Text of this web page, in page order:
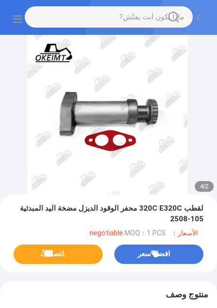
2
/
4
لقطب 320C E320C محفر الوقود الديزل مضخة اليد المبدئية
105-2508
الأسعار：negotiable MOQ：1 PCS
افضل سعر ﺎﺘﺼﻟ ﺍﻶﻧ
منتوج وصف